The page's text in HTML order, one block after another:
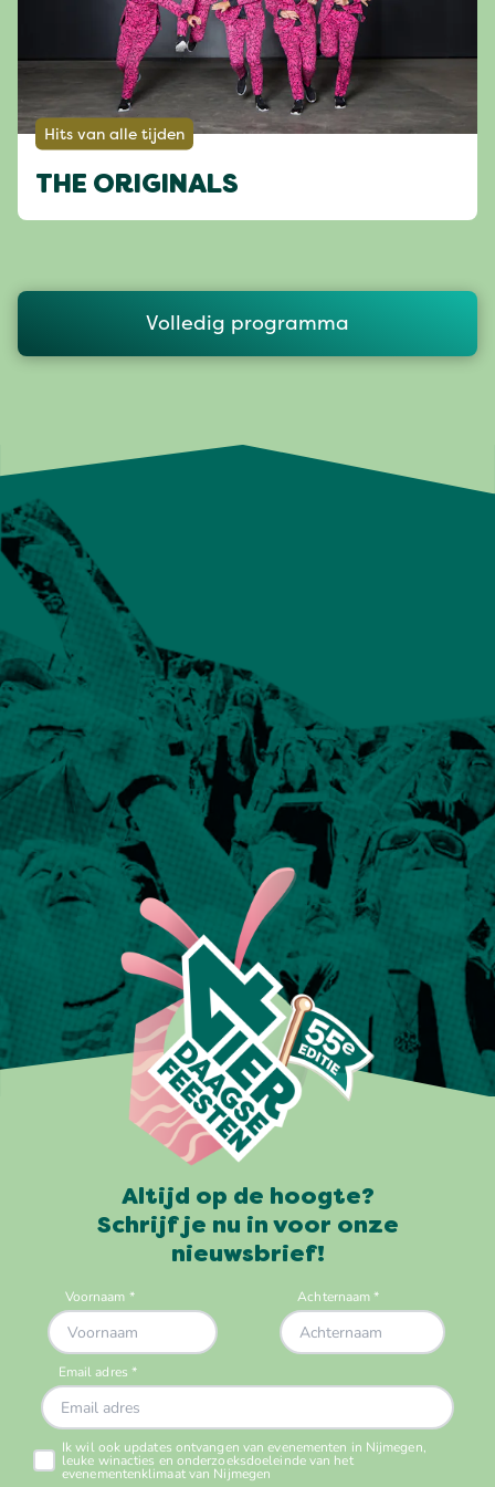
Hits van alle tijden
THE ORIGINALS
Volledig programma
Altijd op de hoogte?
Schrijf je nu in voor onze
nieuwsbrief!